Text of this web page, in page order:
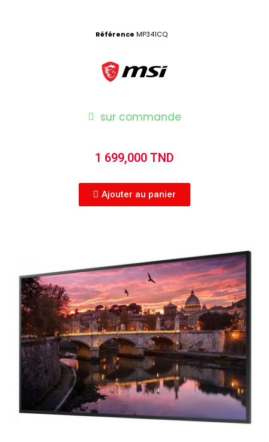
Référence MP341CQ
sur commande
1 699,000 TND
Ajouter au panier